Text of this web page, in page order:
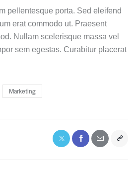
pellentesque porta. Sed eleifend
erat commodo ut. Praesent
Nullam scelerisque massa vel
sem egestas. Curabitur placerat
Marketing